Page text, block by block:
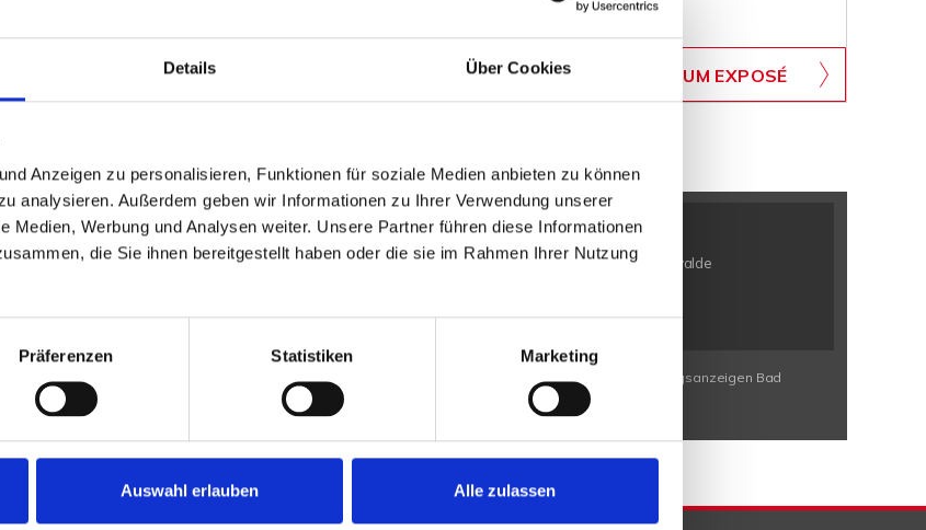
Details Über Cookies
Anzeigen zu personalisieren, Funktionen für soziale Medien anbieten zu können
analysieren. Außerdem geben wir Informationen zu Ihrer Verwendung unserer
Medien, Werbung und Analysen weiter. Unsere Partner führen diese Informationen
die Sie ihnen bereitgestellt haben oder die sie im Rahmen Ihrer Nutzung
Präferenzen Statistiken Marketing
Auswahl erlauben Alle zulassen
WB-243-EG
ZUM EXPOSÉ
Herford Hespe Hille Kalletal Lübbecke Löhne Minden Minden / Bölhorst Minden / Kutenhausen
Petershagen / Bierde Petershagen / Döhren Petershagen / Eldagsen
Petershagen / Friedewalde
Eisbergen
Rinteln Vlotho
Bad Eilsen Wohnung suche Bad Eilsen Wohnungssuche Bad Eilsen
Wohnungsanzeigen Bad
Immobilien Bad Eilsen Immobilienkauf Bad Eilsen